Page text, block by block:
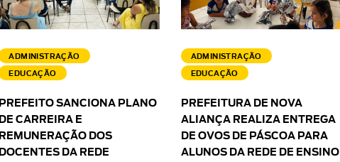
ADMINISTRAÇÃO
EDUCAÇÃO
PREFEITO SANCIONA PLANO
DE CARREIRA E
REMUNERAÇÃO DOS
DOCENTES DA REDE
ADMINISTRAÇÃO
EDUCAÇÃO
PREFEITURA DE NOVA
ALIANÇA REALIZA ENTREGA
DE OVOS DE PÁSCOA PARA
ALUNOS DA REDE DE ENSINO